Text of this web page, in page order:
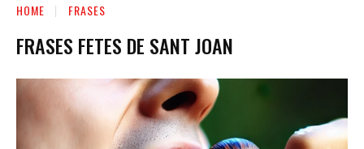
HOME FRASES
FRASES FETES DE SANT JOAN